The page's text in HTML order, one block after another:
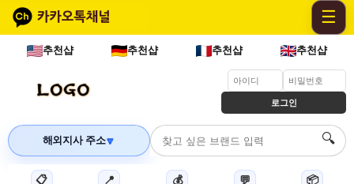
☰
추천샵 추천샵 추천샵 추천샵
로그인
해외지사 주소🔽 🔍
📋 📍 💰 💬 📦